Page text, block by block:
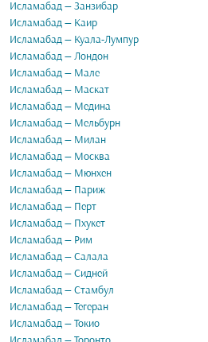
Исламабад — Занзибар
Исламабад — Каир
Исламабад — Куала-Лумпур
Исламабад — Лондон
Исламабад — Мале
Исламабад — Маскат
Исламабад — Медина
Исламабад — Мельбурн
Исламабад — Милан
Исламабад — Москва
Исламабад — Мюнхен
Исламабад — Париж
Исламабад — Перт
Исламабад — Пхукет
Исламабад — Рим
Исламабад — Салала
Исламабад — Сидней
Исламабад — Стамбул
Исламабад — Тегеран
Исламабад — Токио